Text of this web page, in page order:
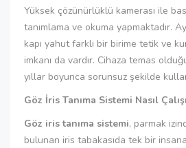
Yüksek çözünürlüklü kamerası ile
tanımlama ve okuma yapmaktadır.
kapı yahut farklı bir birime tetik ve
imkanı da vardır. Cihaza temas
yıllar boyunca sorunsuz şekilde
Göz İris Tanıma Sistemi Nasıl
Göz iris tanıma sistemi, parmak
bulunan iris tabakasıda tek bir